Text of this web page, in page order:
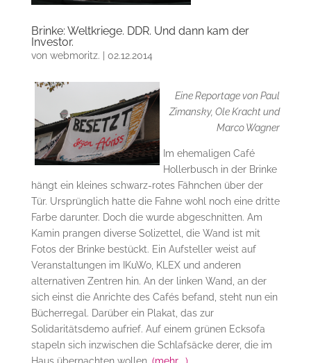
Brinke: Weltkriege. DDR. Und dann kam der
Investor.
von webmoritz. 02.12.2014
Eine Reportage von Paul
Zimansky, Ole Kracht und
Marco Wagner
Im ehemaligen Café
Hollerbusch in der Brinke
hängt ein kleines schwarz-rotes Fähnchen über der
Tür. Ursprünglich hatte die Fahne wohl noch eine dritte
Farbe darunter. Doch die wurde abgeschnitten. Am
Kamin prangen diverse Solizettel, die Wand ist mit
Fotos der Brinke bestückt. Ein Aufsteller weist auf
Veranstaltungen im IKuWo, KLEX und anderen
alternativen Zentren hin. An der linken Wand, an der
sich einst die Anrichte des Cafés befand, steht nun ein
Bücherregal. Darüber ein Plakat, das zur
Solidaritätsdemo aufrief. Auf einem grünen Ecksofa
stapeln sich inzwischen die Schlafsäcke derer, die im